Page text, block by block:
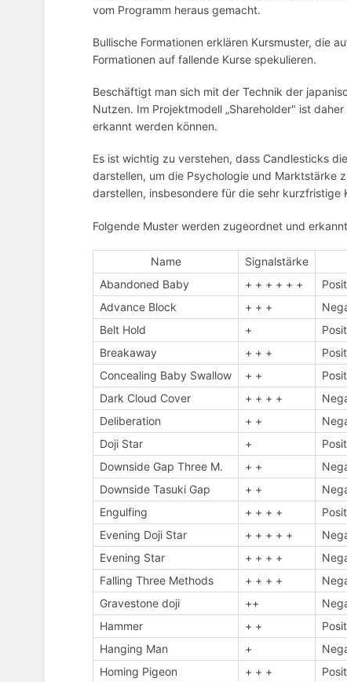
vom Programm heraus gemacht.
Bullische Formationen erklären Kursmuster, die
Formationen auf fallende Kurse spekulieren.
Beschäftigt man sich mit der Technik der
Nutzen. Im Projektmodell „Shareholder" ist
erkannt werden können.
Es ist wichtig zu verstehen, dass Candlesticks
darstellen, um die Psychologie und Marktstärke
darstellen, insbesondere für die sehr kurzfristige
Folgende Muster werden zugeordnet und
Name Signalstärke
Abandoned Baby
+ + + + + +
Advance Block
+ + +
Belt Hold
+
Breakaway
+ + +
Concealing Baby Swallow
+ +
Dark Cloud Cover
+ + + +
Deliberation
+ +
Doji Star
+
Downside Gap Three M.
+ +
Downside Tasuki Gap
+ +
Engulfing
+ + + +
Evening Doji Star
+ + + + +
Evening Star
+ + + +
Falling Three Methods
+ + + +
Gravestone doji
++
Hammer
+ +
Hanging Man
+
Homing Pigeon
+ + +